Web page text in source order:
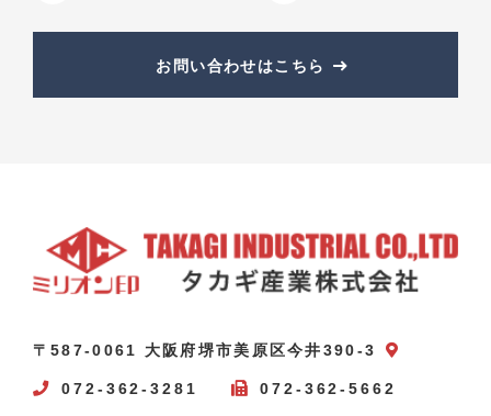
お問い合わせはこちら
〒587-0061 大阪府堺市美原区今井390-3
072-362-3281 072-362-5662